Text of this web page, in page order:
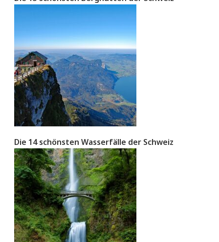
Die 14 schönsten Wasserfälle der Schweiz